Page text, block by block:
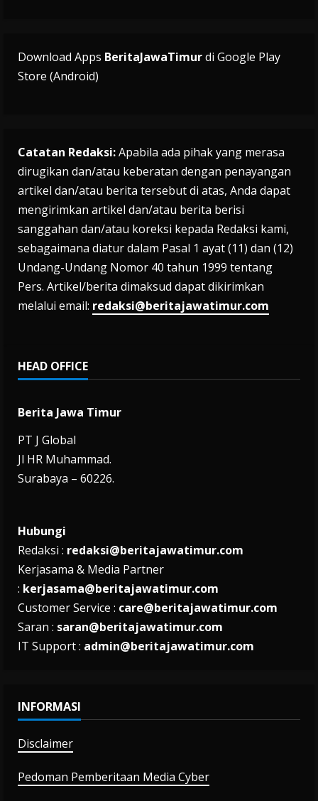
Download Apps BeritaJawaTimurdi Google Play
Store (Android)
Catatan Redaksi:Apabila ada pihak yang merasa
dirugikan dan/atau keberatan dengan penayangan
artikel dan/atau berita tersebut di atas, Anda dapat
mengirimkan artikel dan/atau berita berisi
sanggahan dan/atau koreksi kepada Redaksi kami,
sebagaimana diatur dalam Pasal 1 ayat (11) dan (12)
Undang-Undang Nomor 40 tahun 1999 tentang
Pers. Artikel/berita dimaksud dapat dikirimkan
melalui email: redaksi@beritajawatimur.com
HEAD OFFICE
Berita Jawa Timur
PT J Global
Jl HR Muhammad.
Surabaya – 60226.
Hubungi
Redaksi : redaksi@beritajawatimur.com
Kerjasama & Media Partner
: kerjasama@beritajawatimur.com
Customer Service : care@beritajawatimur.com
Saran : saran@beritajawatimur.com
IT Support : admin@beritajawatimur.com
INFORMASI
Disclaimer
Pedoman Pemberitaan Media Cyber